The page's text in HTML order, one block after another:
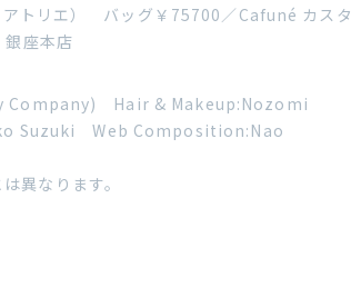
アトリエ） バッグ￥75700／Cafuné カスタ
座本店
Company) Hair & Makeup:Nozomi
Suzuki Web Composition:Nao
異なります。